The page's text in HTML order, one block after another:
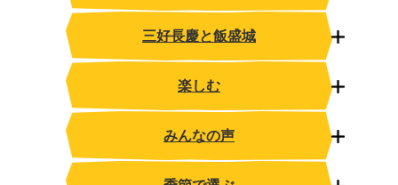
三好長慶と飯盛城
楽しむ
みんなの声